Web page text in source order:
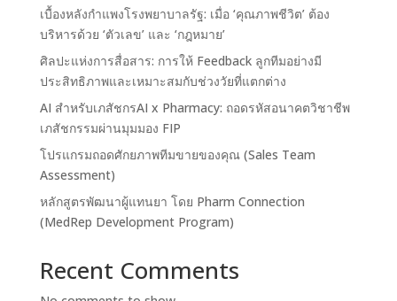
เบื้องหลังกำแพงโรงพยาบาลรัฐ: เมื่อ ‘คุณภาพชีวิต’ ต้อง
บริหารด้วย ‘ตัวเลข’ และ ‘กฎหมาย’
ศิลปะแห่งการสื่อสาร: การให้ Feedback ลูกทีมอย่างมี
ประสิทธิภาพและเหมาะสมกับช่วงวัยที่แตกต่าง
AI สำหรับเภสัชกรAI x Pharmacy: ถอดรหัสอนาคตวิชาชีพ
เภสัชกรรมผ่านมุมมอง FIP
โปรแกรมถอดศักยภาพทีมขายของคุณ (Sales Team
Assessment)
หลักสูตรพัฒนาผู้แทนยา โดย Pharm Connection
(MedRep Development Program)
Recent Comments